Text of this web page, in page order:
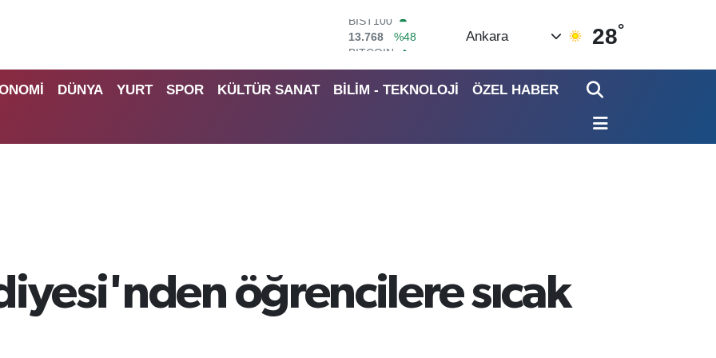
BITCOIN
64.602,05
%0.69
EURO
Ankara 28°
DÜNYA YURT SPOR KÜLTÜR SANAT BİLİM - TEKNOLOJİ ÖZEL HABER
öğrencilere sıcak